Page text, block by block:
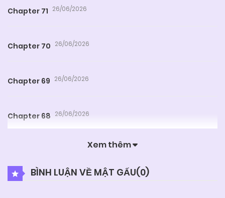
Chapter 71 26/06/2026
Chapter 70 26/06/2026
Chapter 69 26/06/2026
Chapter 68 26/06/2026
26/06/2026Xem thêm
BÌNH LUẬN VỀ MẬT GẤU(0)